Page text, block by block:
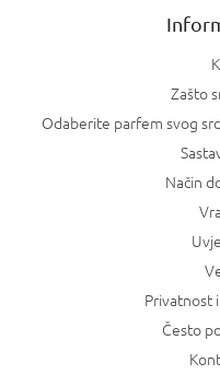
Zašto
Odaberite parfem svog
Način
Privatnost
Često